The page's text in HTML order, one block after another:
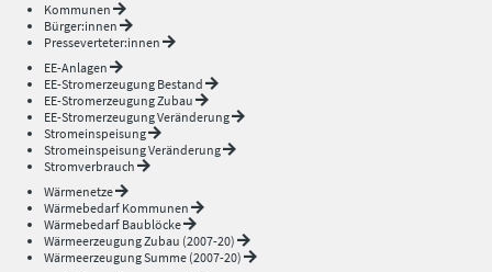
Kommunen
Bürger:innen
Presseverteter:innen
EE-Anlagen
EE-Stromerzeugung Bestand
EE-Stromerzeugung Zubau
EE-Stromerzeugung Veränderung
Stromeinspeisung
Stromeinspeisung Veränderung
Stromverbrauch
Wärmenetze
Wärmebedarf Kommunen
Wärmebedarf Baublöcke
Wärmeerzeugung Zubau (2007-20)
Wärmeerzeugung Summe (2007-20)